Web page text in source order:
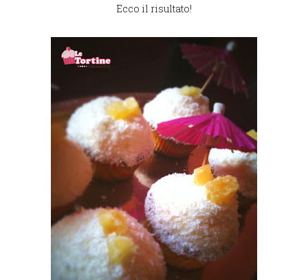
Ecco il risultato!